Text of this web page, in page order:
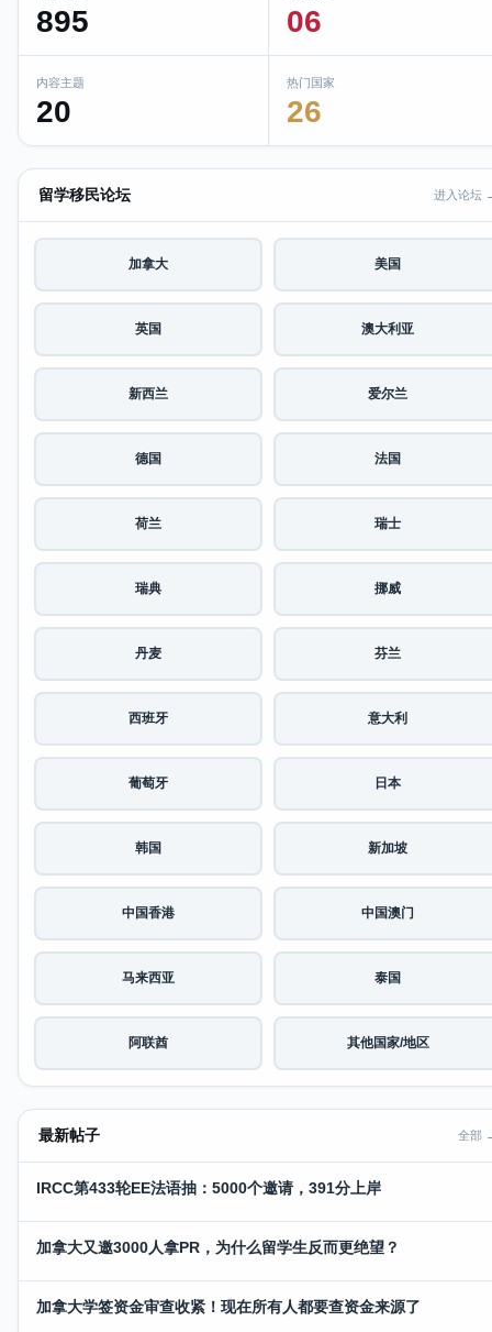
895 06
内容主题
20
热门国家
26
留学移民论坛 进入论坛
加拿大 美国
英国 澳大利亚
新西兰 爱尔兰
德国 法国
荷兰 瑞士
瑞典 挪威
丹麦 芬兰
西班牙 意大利
葡萄牙 日本
韩国 新加坡
中国香港 中国澳门
马来西亚 泰国
阿联酋 其他国家/地区
最新帖子 全部
IRCC第433轮EE法语抽：5000个邀请，391分上岸
加拿大又邀3000人拿PR，为什么留学生反而更绝望？
加拿大学签资金审查收紧！现在所有人都要查资金来源了